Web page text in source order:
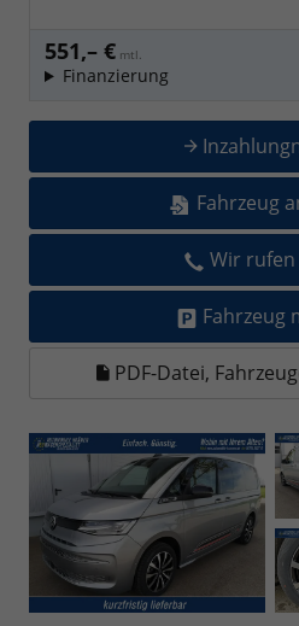
551,– € mtl.
Finanzierung
Fahrzeug
Wir rufen
Fahrzeug
PDF-Datei,